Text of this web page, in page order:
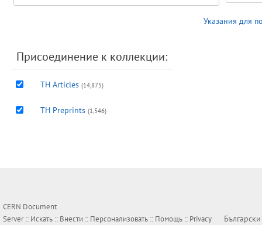
Указания для
Присоединение к коллекции:
TH Articles (14,875)
TH Preprints (1,546)
CERN Document
Server :: Искать :: Внести :: Персонализовать :: Помощь :: Privacy
Български